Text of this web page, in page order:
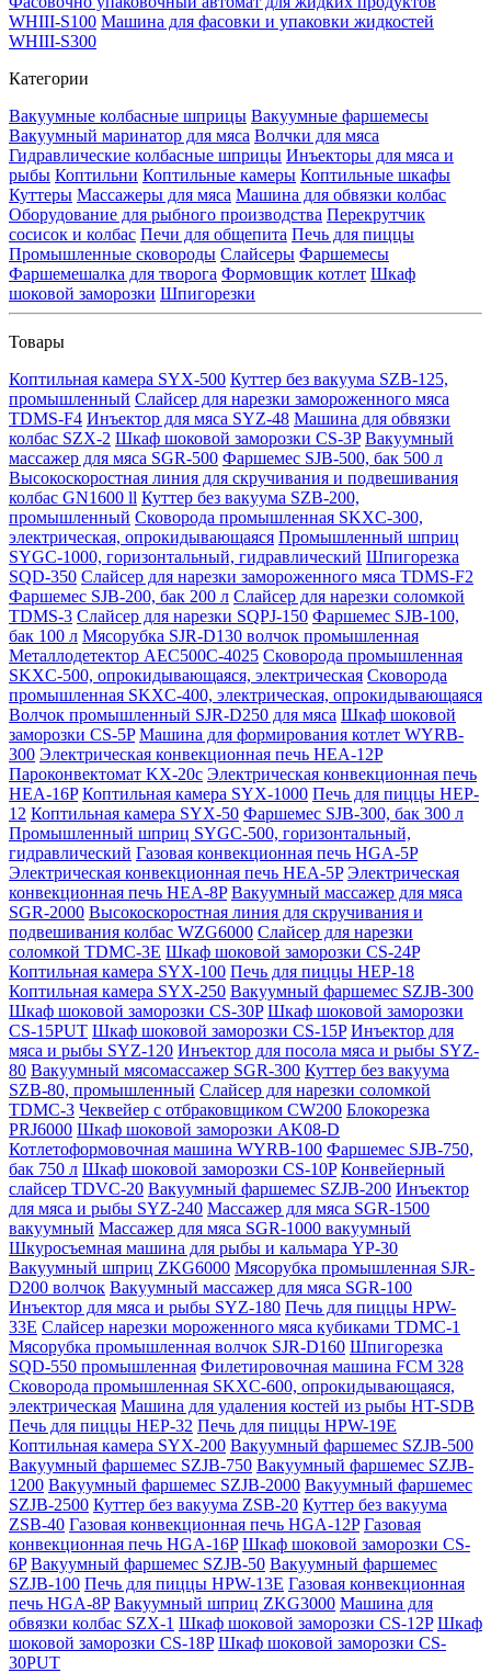
WHIII-S100 Машина для фасовки и упаковки жидкостей
WHIII-S300
Категории
Вакуумные колбасные шприцы Вакуумные фаршемесы
Вакуумный маринатор для мяса Волчки для мяса
Гидравлические колбасные шприцы Инъекторы для мяса и
рыбы Коптильни Коптильные камеры Коптильные шкафы
Куттеры Массажеры для мяса Машина для обвязки колбас
Оборудование для рыбного производства Перекрутчик
сосисок и колбас Печи для общепита Печь для пиццы
Промышленные сковороды Слайсеры Фаршемесы
Фаршемешалка для творога Формовщик котлет Шкаф
шоковой заморозки Шпигорезки
Товары
Коптильная камера SYX-500 Куттер без вакуума SZB-125,
промышленный Слайсер для нарезки замороженного мяса
TDMS-F4 Инъектор для мяса SYZ-48 Машина для обвязки
колбас SZX-2 Шкаф шоковой заморозки CS-3P Вакуумный
массажер для мяса SGR-500 Фаршемес SJB-500, бак 500 л
Высокоскоростная линия для скручивания и подвешивания
колбас GN1600 ll Куттер без вакуума SZB-200,
промышленный Сковорода промышленная SKXC-300,
электрическая, опрокидывающаяся Промышленный шприц
SYGC-1000, горизонтальный, гидравлический Шпигорезка
SQD-350 Слайсер для нарезки замороженного мяса TDMS-F2
Фаршемес SJB-200, бак 200 л Слайсер для нарезки соломкой
TDMS-3 Слайсер для нарезки SQPJ-150 Фаршемес SJB-100,
бак 100 л Мясорубка SJR-D130 волчок промышленная
Металлодетектор AEC500C-4025 Сковорода промышленная
SKXC-500, опрокидывающаяся, электрическая Сковорода
промышленная SKXC-400, электрическая, опрокидывающаяся
Волчок промышленный SJR-D250 для мяса Шкаф шоковой
заморозки CS-5P Машина для формирования котлет WYRB-
300 Электрическая конвекционная печь HEA-12P
Пароконвектомат KX-20c Электрическая конвекционная печь
HEA-16P Коптильная камера SYX-1000 Печь для пиццы HEP-
12 Коптильная камера SYX-50 Фаршемес SJB-300, бак 300 л
Промышленный шприц SYGC-500, горизонтальный,
гидравлический Газовая конвекционная печь HGA-5P
Электрическая конвекционная печь HEA-5P Электрическая
конвекционная печь HEA-8P Вакуумный массажер для мяса
SGR-2000 Высокоскоростная линия для скручивания и
подвешивания колбас WZG6000 Слайсер для нарезки
соломкой TDMC-3E Шкаф шоковой заморозки CS-24P
Коптильная камера SYX-100 Печь для пиццы HEP-18
Коптильная камера SYX-250 Вакуумный фаршемес SZJB-300
Шкаф шоковой заморозки CS-30P Шкаф шоковой заморозки
CS-15PUT Шкаф шоковой заморозки CS-15P Инъектор для
мяса и рыбы SYZ-120 Инъектор для посола мяса и рыбы SYZ-
80 Вакуумный мясомассажер SGR-300 Куттер без вакуума
SZB-80, промышленный Слайсер для нарезки соломкой
TDMC-3 Чеквейер с отбраковщиком CW200 Блокорезка
PRJ6000 Шкаф шоковой заморозки AK08-D
Котлетоформовочная машина WYRB-100 Фаршемес SJB-750,
бак 750 л Шкаф шоковой заморозки CS-10P Конвейерный
слайсер TDVC-20 Вакуумный фаршемес SZJB-200 Инъектор
для мяса и рыбы SYZ-240 Массажер для мяса SGR-1500
вакуумный Массажер для мяса SGR-1000 вакуумный
Шкуросъемная машина для рыбы и кальмара YP-30
Вакуумный шприц ZKG6000 Мясорубка промышленная SJR-
D200 волчок Вакуумный массажер для мяса SGR-100
Инъектор для мяса и рыбы SYZ-180 Печь для пиццы HPW-
33E Слайсер нарезки мороженного мяса кубиками TDMC-1
Мясорубка промышленная волчок SJR-D160 Шпигорезка
SQD-550 промышленная Филетировочная машина FCM 328
Сковорода промышленная SKXC-600, опрокидывающаяся,
электрическая Машина для удаления костей из рыбы HT-SDB
Печь для пиццы HEP-32 Печь для пиццы HPW-19E
Коптильная камера SYX-200 Вакуумный фаршемес SZJB-500
Вакуумный фаршемес SZJB-750 Вакуумный фаршемес SZJB-
1200 Вакуумный фаршемес SZJB-2000 Вакуумный фаршемес
SZJB-2500 Куттер без вакуума ZSB-20 Куттер без вакуума
ZSB-40 Газовая конвекционная печь HGA-12P Газовая
конвекционная печь HGA-16P Шкаф шоковой заморозки CS-
6P Вакуумный фаршемес SZJB-50 Вакуумный фаршемес
SZJB-100 Печь для пиццы HPW-13E Газовая конвекционная
печь HGA-8P Вакуумный шприц ZKG3000 Машина для
обвязки колбас SZX-1 Шкаф шоковой заморозки CS-12P Шкаф
шоковой заморозки CS-18P Шкаф шоковой заморозки CS-
30PUT